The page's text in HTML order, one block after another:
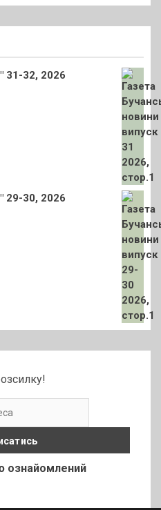
31-32, 2026
29-30, 2026
ознайомлений